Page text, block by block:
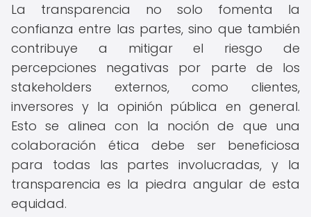
La transparencia no solo fomenta la
confianza entre las partes, sino que también
contribuye a mitigar el riesgo de
percepciones negativas por parte de los
stakeholders externos, como clientes,
inversores y la opinión pública en general.
Esto se alinea con la noción de que una
colaboración ética debe ser beneficiosa
para todas las partes involucradas, y la
transparencia es la piedra angular de esta
equidad.